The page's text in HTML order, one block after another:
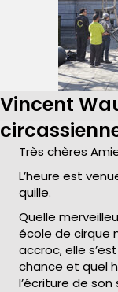
Vincent
Très chères
L’heure est
quille.
Quelle
école de cirque
accroc, elle
chance et quel
l’écriture de son